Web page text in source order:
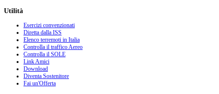
Utilità
Esercizi convenzionati
Diretta dalla ISS
Elenco terremoti in Italia
Controlla il traffico Aereo
Controlla il SOLE
Link Amici
Download
Diventa Sostenitore
Fai un'Offerta